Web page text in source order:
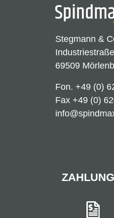
Stegmann &
69509
Fon. +49 (0)
Fax +49 (0)